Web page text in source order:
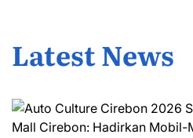
Latest News